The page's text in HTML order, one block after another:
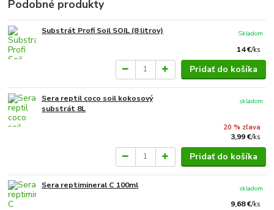
Podobné produkty
Substrát Profi Soil SOIL (8 litrov)
14 €/ks
Skladom
Pridať do košíka
Sera reptil coco soil kokosový
substrát 8L
20 % zľava
3,99 €/ks
skladom
Pridať do košíka
Sera reptimineral C 100ml
9,68 €/ks
skladom